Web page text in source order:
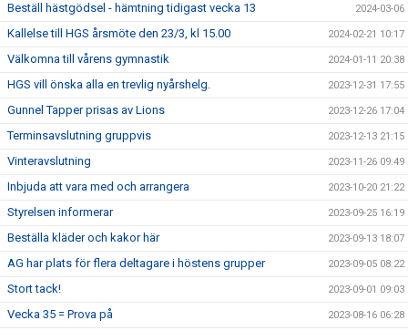
Beställ hästgödsel - hämtning tidigast vecka 13 2024-03-06
Kallelse till HGS årsmöte den 23/3, kl 15.00 2024-02-21 10:17
Välkomna till vårens gymnastik 2024-01-11 20:38
HGS vill önska alla en trevlig nyårshelg. 2023-12-31 17:55
Gunnel Tapper prisas av Lions 2023-12-26 17:04
Terminsavslutning gruppvis 2023-12-13 21:15
Vinteravslutning 2023-11-26 09:49
Inbjuda att vara med och arrangera 2023-10-20 21:22
Styrelsen informerar 2023-09-25 16:19
Beställa kläder och kakor här 2023-09-13 18:07
AG har plats för flera deltagare i höstens grupper 2023-09-05 08:22
Stort tack! 2023-09-01 09:03
Vecka 35 = Prova på 2023-08-16 06:28